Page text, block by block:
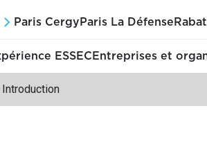
Paris Cergy Paris La Défense Rabat
ESSEC Entreprises et
Introduction